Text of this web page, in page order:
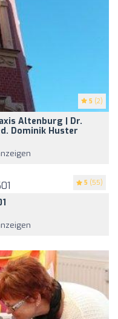
5 (2)
Altenburg | Dr.
Dominik Huster
5 (55)